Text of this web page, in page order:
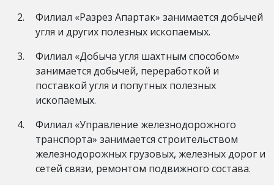
Филиал «Разрез Апартак» занимается добычей
угля и других полезных ископаемых.
Филиал «Добыча угля шахтным способом»
занимается добычей, переработкой и
поставкой угля и попутных полезных
ископаемых.
Филиал «Управление железнодорожного
транспорта» занимается строительством
железнодорожных грузовых, железных дорог и
сетей связи, ремонтом подвижного состава.